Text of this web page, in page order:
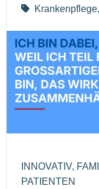
INNOVATIV,
PATIENTEN